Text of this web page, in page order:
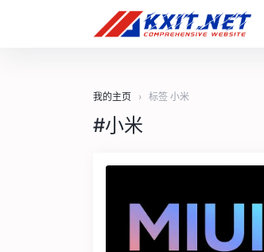
我的主页 › 标签 小米
#小米